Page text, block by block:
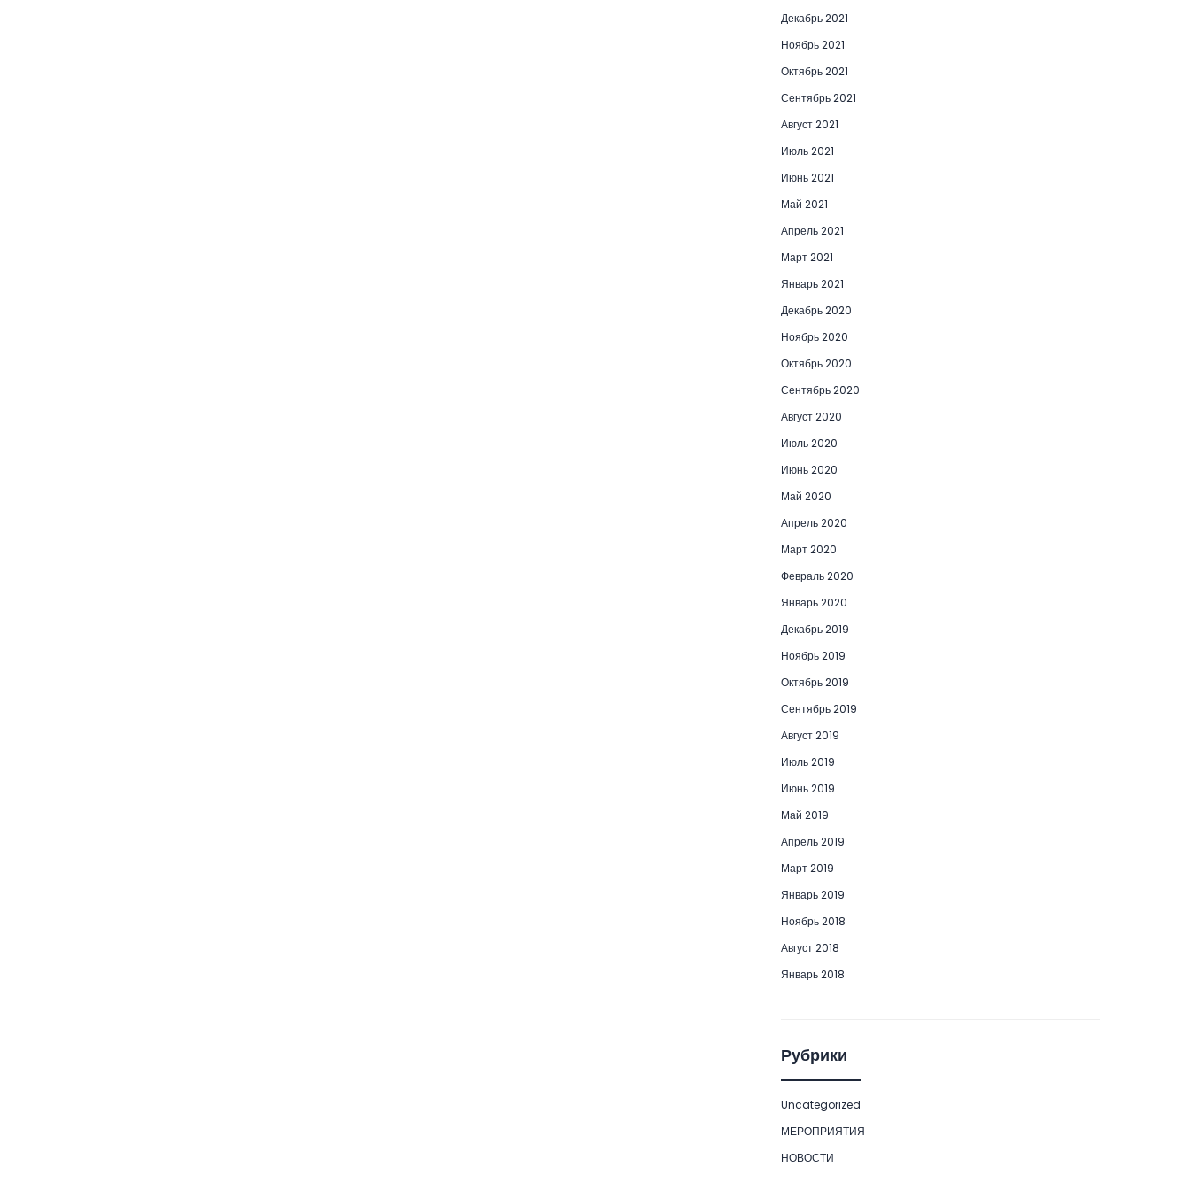
Декабрь 2021
Ноябрь 2021
Октябрь 2021
Сентябрь 2021
Август 2021
Июль 2021
Июнь 2021
Май 2021
Апрель 2021
Март 2021
Январь 2021
Декабрь 2020
Ноябрь 2020
Октябрь 2020
Сентябрь 2020
Август 2020
Июль 2020
Июнь 2020
Май 2020
Апрель 2020
Март 2020
Февраль 2020
Январь 2020
Декабрь 2019
Ноябрь 2019
Октябрь 2019
Сентябрь 2019
Август 2019
Июль 2019
Июнь 2019
Май 2019
Апрель 2019
Март 2019
Январь 2019
Ноябрь 2018
Август 2018
Январь 2018
Рубрики
Uncategorized
МЕРОПРИЯТИЯ
НОВОСТИ